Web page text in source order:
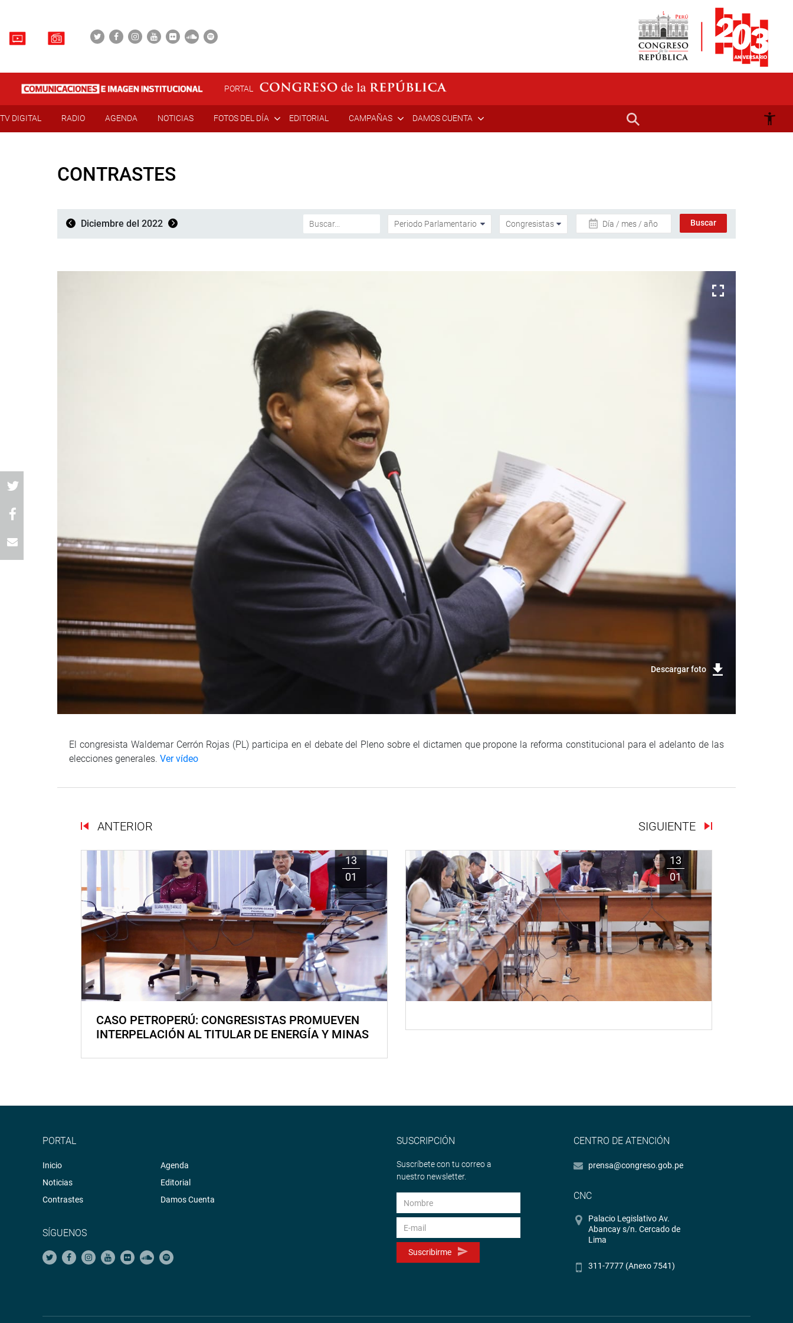
PORTAL
TV DIGITAL RADIO AGENDA NOTICIAS FOTOS DEL DÍA EDITORIAL CAMPAÑAS DAMOS CUENTA
CONTRASTES
Diciembre del 2022 Día / mes / año
Descargar foto
El congresista Waldemar Cerrón Rojas (PL) participa en el debate del Pleno sobre el dictamen que propone la reforma constitucional para el adelanto de las
elecciones generales. Ver vídeo
ANTERIOR SIGUIENTE
13
01
CASO PETROPERÚ: CONGRESISTAS PROMUEVEN
INTERPELACIÓN AL TITULAR DE ENERGÍA Y MINAS
13
01
PORTAL
Inicio
Noticias
Contrastes
Agenda
Editorial
Damos Cuenta
SÍGUENOS
SUSCRIPCIÓN
Suscríbete con tu correo a
nuestro newsletter.
Suscribirme
CENTRO DE ATENCIÓN
prensa@congreso.gob.pe
CNC
Palacio Legislativo Av.
Abancay s/n. Cercado de
Lima
311-7777 (Anexo 7541)